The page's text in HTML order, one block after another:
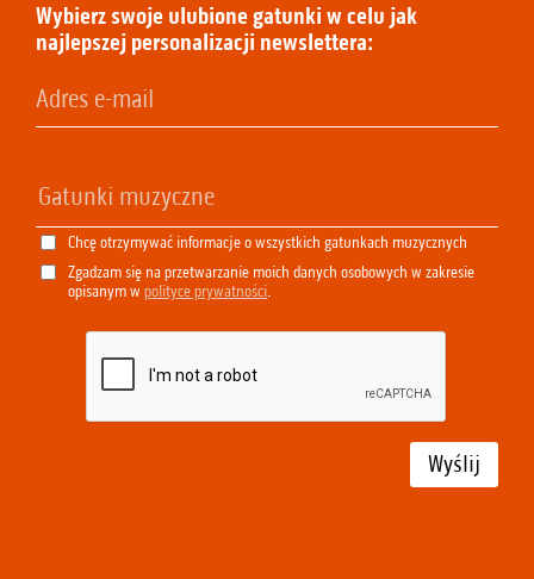
Wybierz swoje ulubione gatunki w celu jak
najlepszej personalizacji newslettera:
Chcę otrzymywać informacje o wszystkich gatunkach muzycznych
Zgadzam się na przetwarzanie moich danych osobowych w zakresie
opisanym w polityce prywatności.
Wyślij